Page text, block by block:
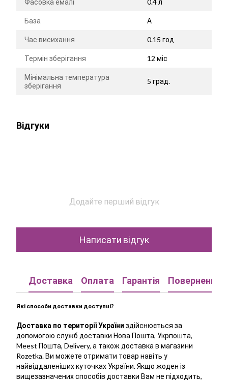
Фасовка емалі 0.4 л
База А
Час висихання 0.15 год
Термін зберігання 12 міс
Мінімальна температура
зберігання
5 град.
Відгуки
Додайте перший відгук
Написати відгук
Доставка Оплата Гарантія Повернення
Які способи доставки доступні?
Доставка по території України здійснюється за
допомогою служб доставки Нова Пошта, Укрпошта,
Meest Пошта, Delivery, а також доставка в магазини
Rozetka. Ви можете отримати товар навіть у
найвіддаленіших куточках України. Якщо жоден із
вищезазначених способів доставки Вам не підходить,